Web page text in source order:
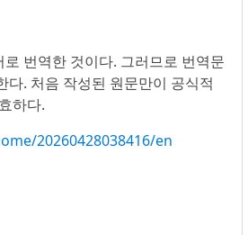
번역한 것이다. 그러므로 번역문
. 처음 작성된 원문만이 공식적
하다.
20260428038416/en